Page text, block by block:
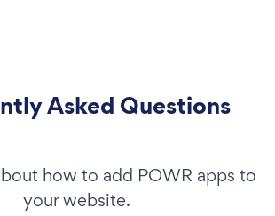
Asked Questions
how to add POWR apps to
your website.